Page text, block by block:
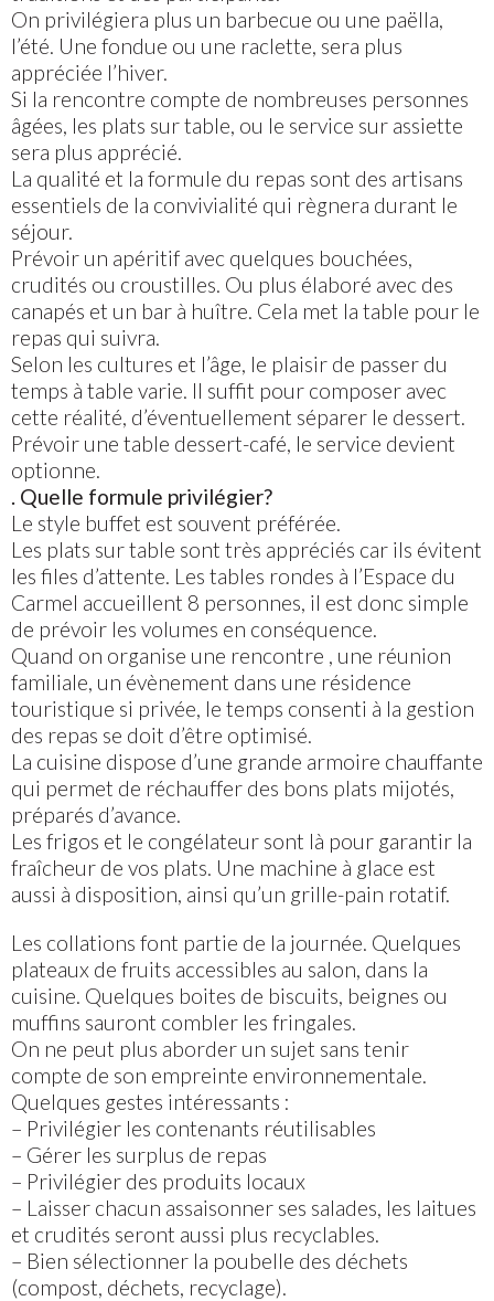
On privilégiera plus un barbecue ou une paëlla,
l’été. Une fondue ou une raclette, sera plus
appréciée l’hiver.
Si la rencontre compte de nombreuses personnes
âgées, les plats sur table, ou le service sur assiette
sera plus apprécié.
La qualité et la formule du repas sont des artisans
essentiels de la convivialité qui règnera durant le
séjour.
Prévoir un apéritif avec quelques bouchées,
crudités ou croustilles. Ou plus élaboré avec des
canapés et un bar à huître. Cela met la table pour le
repas qui suivra.
Selon les cultures et l’âge, le plaisir de passer du
temps à table varie. Il suffit pour composer avec
cette réalité, d’éventuellement séparer le dessert.
Prévoir une table dessert-café, le service devient
optionne.
. Quelle formule privilégier?
Le style buffet est souvent préférée.
Les plats sur table sont très appréciés car ils évitent
les files d’attente. Les tables rondes à l’Espace du
Carmel accueillent 8 personnes, il est donc simple
de prévoir les volumes en conséquence.
Quand on organise une rencontre , une réunion
familiale, un évènement dans une résidence
touristique si privée, le temps consenti à la gestion
des repas se doit d’être optimisé.
La cuisine dispose d’une grande armoire chauffante
qui permet de réchauffer des bons plats mijotés,
préparés d’avance.
Les frigos et le congélateur sont là pour garantir la
fraîcheur de vos plats. Une machine à glace est
aussi à disposition, ainsi qu’un grille-pain rotatif.
Les collations font partie de la journée. Quelques
plateaux de fruits accessibles au salon, dans la
cuisine. Quelques boites de biscuits, beignes ou
muffins sauront combler les fringales.
On ne peut plus aborder un sujet sans tenir
compte de son empreinte environnementale.
Quelques gestes intéressants :
– Privilégier les contenants réutilisables
– Gérer les surplus de repas
– Privilégier des produits locaux
– Laisser chacun assaisonner ses salades, les laitues
et crudités seront aussi plus recyclables.
– Bien sélectionner la poubelle des déchets
(compost, déchets, recyclage).